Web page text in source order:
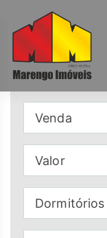
Venda
Valor
Dormitórios